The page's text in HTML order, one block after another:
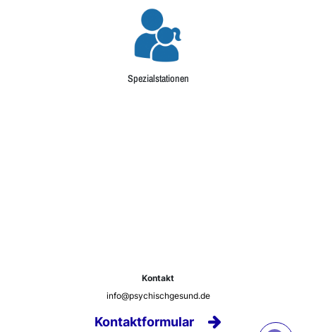
Spezialstationen
Kontakt
info@psychischgesund.de
Kontaktformular